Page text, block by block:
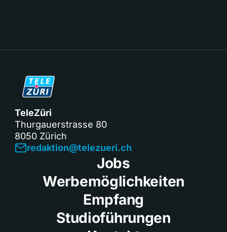
TeleZüri
Thurgauerstrasse 80
8050 Zürich
redaktion@telezueri.ch
Jobs
Werbemöglichkeiten
Empfang
Studioführungen